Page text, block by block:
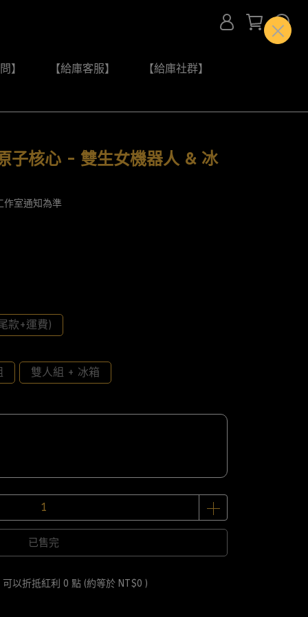
】 【給庫客服】 【給庫社群】
子核心 - 雙生女機器人 & 冰
作室通知為準
款+運費)
雙人組 + 冰箱
已售完
以折抵紅利 0 點 (約等於 NT$0 )